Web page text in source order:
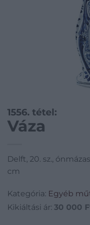
1556. tétel:
Váza
Delft, 20. sz.,
cm
Kategória: Egyéb
Kikiáltási ár: 30 000